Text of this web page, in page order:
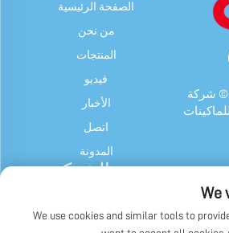
© شركة
الصفحة الرئيسية
من نحن
المنتجات
فيديو
الأخبار
اتصل
المدونة
عن الشركة
تاريخنا
We
We use cookies and similar tools to